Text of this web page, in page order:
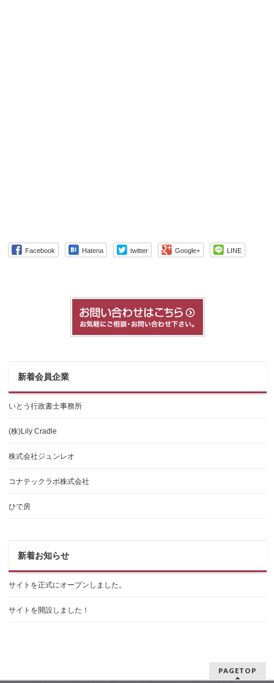
Facebook Hatena twitter Google+ LINE
新着会員企業
いとう行政書士事務所
(株)Lily Cradle
株式会社ジュンレオ
コナテックラボ株式会社
ひで房
新着お知らせ
サイトを正式にオープンしました。
サイトを開設しました！
PAGETOP